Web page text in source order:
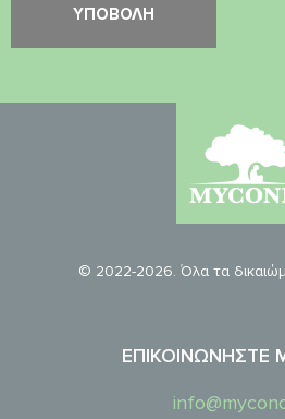
© 2022-2026. Όλα τα
ΕΠΙΚΟΙΝΩΝΉΣΤΕ